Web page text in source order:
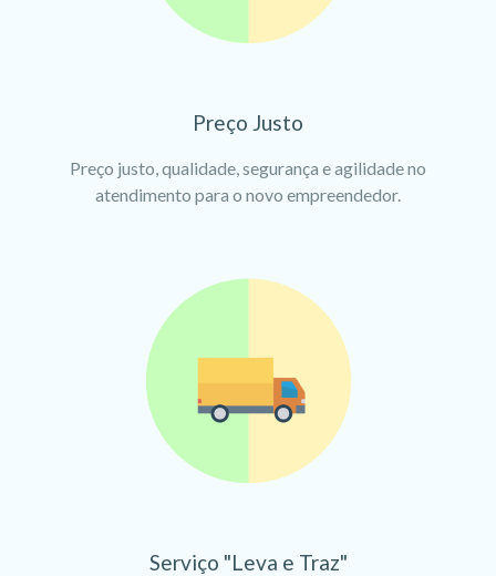
Preço Justo
Preço justo, qualidade, segurança e agilidade no
atendimento para o novo empreendedor.
Serviço "Leva e Traz"